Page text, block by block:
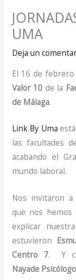
UMA
Deja un
El 16 de
Valor 10 de la
de Málaga.
Link By Uma
las facultades
acabando el
mundo laboral.
Nos invitaron a
que nos hemos
explicar
estuvieron
Centro 7. Y
Nayade